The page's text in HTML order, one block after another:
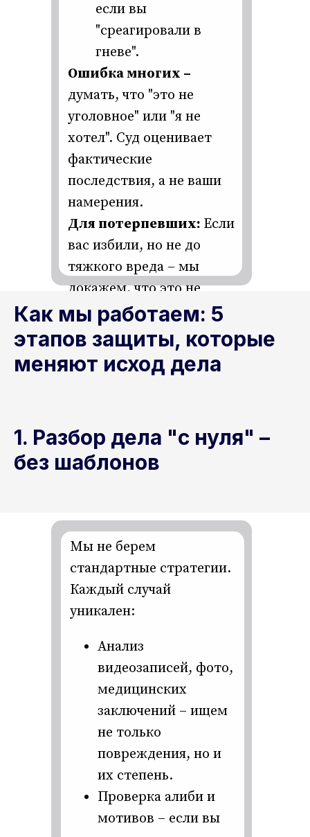
если вы
"среагировали в
гневе".
Ошибка многих –
думать, что "это не
уголовное" или "я не
хотел". Суд оценивает
фактические
последствия, а не ваши
намерения.
Для потерпевших: Если
вас избили, но не до
тяжкого вреда – мы
докажем, что это не
"мелочь", а преступление.
Как мы работаем: 5
этапов защиты, которые
меняют исход дела
1. Разбор дела "с нуля" –
без шаблонов
Мы не берем
стандартные стратегии.
Каждый случай
уникален:
Анализ
видеозаписей, фото,
медицинских
заключений – ищем
не только
повреждения, но и
их степень.
Проверка алиби и
мотивов – если вы